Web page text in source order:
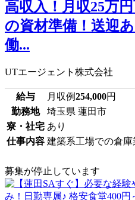
高収入！月収25万
の資材準備！送迎
働...
UTエージェント株式会社
給与 月収例254,000円
勤務地
埼玉県 蓮田市
寮・社宅 あり
仕事内容 建築系工場での倉庫
募集が停止しています